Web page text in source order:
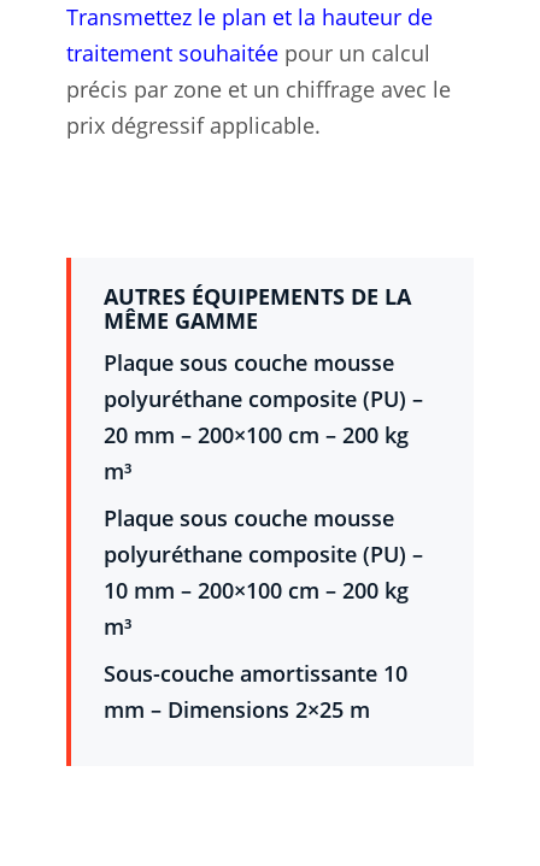
Transmettez le plan et la hauteur de
traitement souhaitée pour un calcul
précis par zone et un chiffrage avec le
prix dégressif applicable.
AUTRES ÉQUIPEMENTS DE LA
MÊME GAMME
Plaque sous couche mousse
polyuréthane composite (PU) –
20 mm – 200×100 cm – 200 kg
m³
Plaque sous couche mousse
polyuréthane composite (PU) –
10 mm – 200×100 cm – 200 kg
m³
Sous-couche amortissante 10
mm – Dimensions 2×25 m